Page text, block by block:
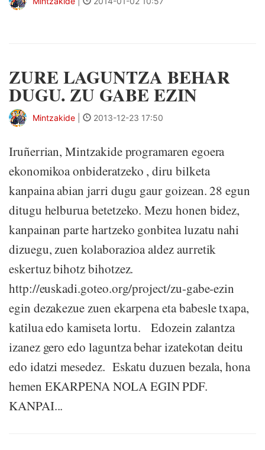
ZURE LAGUNTZA BEHAR
DUGU. ZU GABE EZIN
Mintzakide 2013-12-23 17:50
Iruñerrian, Mintzakide programaren egoera
ekonomikoa onbideratzeko , diru bilketa
kanpaina abian jarri dugu gaur goizean. 28 egun
ditugu helburua betetzeko. Mezu honen bidez,
kanpainan parte hartzeko gonbitea luzatu nahi
dizuegu, zuen kolaborazioa aldez aurretik
eskertuz bihotz bihotzez.
http://euskadi.goteo.org/project/zu-gabe-ezin
egin dezakezue zuen ekarpena eta babesle txapa,
katilua edo kamiseta lortu. Edozein zalantza
izanez gero edo laguntza behar izatekotan deitu
edo idatzi mesedez. Eskatu duzuen bezala, hona
hemen EKARPENA NOLA EGIN PDF.
KANPAI...